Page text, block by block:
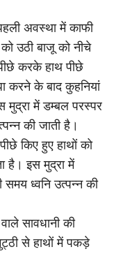
अवस्था में काफी
उठी बाजू को नीचे
करके हाथ पीछे
करने के बाद कुहनियां
मुद्रा में डम्बल परस्पर
की जाती है।
किए हुए हाथों को
है। इस मुद्रा में
ध्वनि उत्पन्न की
सावधानी की
से हाथों में पकड़े